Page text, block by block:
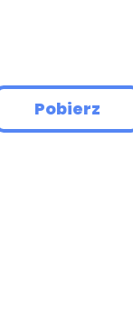
Pobierz